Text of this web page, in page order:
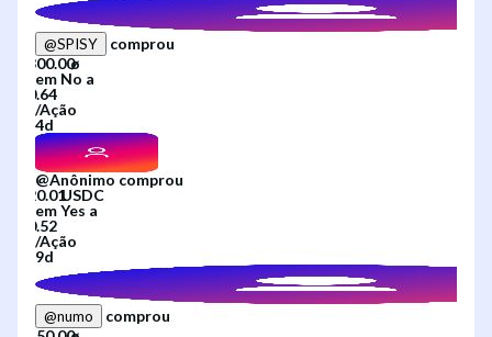
@SPISY
comprou
em No a
/Ação
4d
@Anônimo comprou
emYes a
/Ação
9d
@numo comprou